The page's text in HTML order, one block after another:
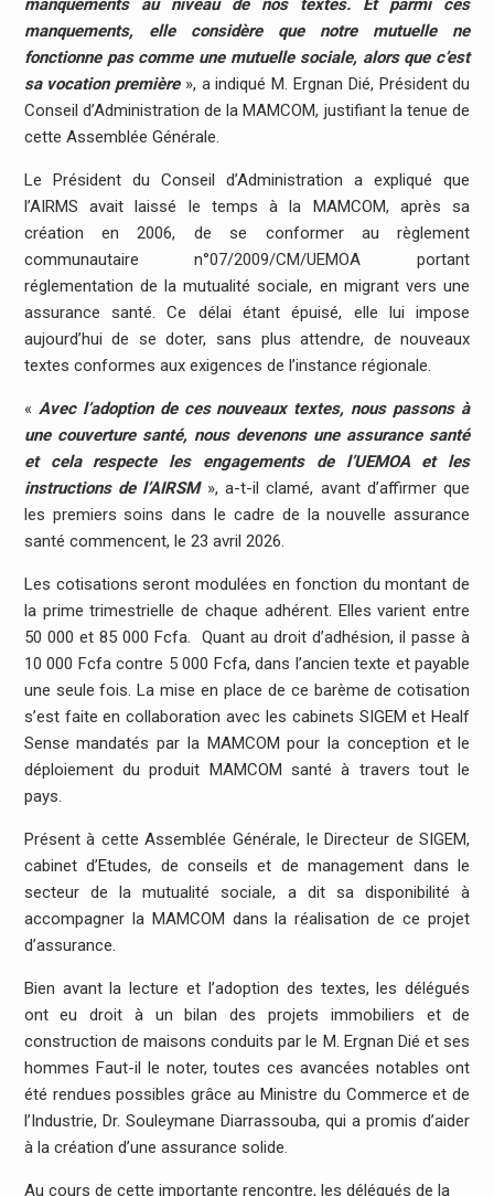
manquements au niveau de nos textes. Et parmi ces
manquements, elle considère que notre mutuelle ne
fonctionne pas comme une mutuelle sociale, alors que c’est
sa vocation première», a indiqué M. Ergnan Dié, Président du
Conseil d’Administration de la MAMCOM, justifiant la tenue de
cette Assemblée Générale.
Le Président du Conseil d’Administration a expliqué que
l’AIRMS avait laissé le temps à la MAMCOM, après sa
création en 2006, de se conformer au règlement
communautaire n°07/2009/CM/UEMOA portant
réglementation de la mutualité sociale, en migrant vers une
assurance santé. Ce délai étant épuisé, elle lui impose
aujourd’hui de se doter, sans plus attendre, de nouveaux
textes conformes aux exigences de l’instance régionale.
« Avec l’adoption de ces nouveaux textes, nous passons à
une couverture santé, nous devenons une assurance santé
et cela respecte les engagements de l’UEMOA et les
instructions de l’AIRSM», a-t-il clamé, avant d’affirmer que
les premiers soins dans le cadre de la nouvelle assurance
santé commencent, le 23 avril 2026.
Les cotisations seront modulées en fonction du montant de
la prime trimestrielle de chaque adhérent. Elles varient entre
50 000 et 85 000 Fcfa. Quant au droit d’adhésion, il passe à
10 000 Fcfa contre 5 000 Fcfa, dans l’ancien texte et payable
une seule fois. La mise en place de ce barème de cotisation
s’est faite en collaboration avec les cabinets SIGEM et Healf
Sense mandatés par la MAMCOM pour la conception et le
déploiement du produit MAMCOM santé à travers tout le
pays.
Présent à cette Assemblée Générale, le Directeur de SIGEM,
cabinet d’Etudes, de conseils et de management dans le
secteur de la mutualité sociale, a dit sa disponibilité à
accompagner la MAMCOM dans la réalisation de ce projet
d’assurance.
Bien avant la lecture et l’adoption des textes, les délégués
ont eu droit à un bilan des projets immobiliers et de
construction de maisons conduits par le M. Ergnan Dié et ses
hommes Faut-il le noter, toutes ces avancées notables ont
été rendues possibles grâce au Ministre du Commerce et de
l’Industrie, Dr. Souleymane Diarrassouba, qui a promis d’aider
à la création d’une assurance solide.
Au cours de cette importante rencontre, les délégués de la